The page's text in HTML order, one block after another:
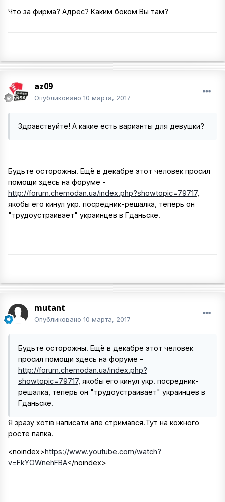
Что за фирма? Адрес? Каким боком Вы там?
az09
Опубликовано 10 марта, 2017
Здравствуйте! А какие есть варианты для девушки?
Будьте осторожны. Ещё в декабре этот человек просил
помощи здесь на форуме -
http://forum.chemodan.ua/index.php?showtopic=79717,
якобы его кинул укр. посредник-решалка, теперь он
"трудоустраивает" украинцев в Гданьске.
mutant
Опубликовано 10 марта, 2017
Будьте осторожны. Ещё в декабре этот человек
просил помощи здесь на форуме -
http://forum.chemodan.ua/index.php?
showtopic=79717, якобы его кинул укр. посредник-
решалка, теперь он "трудоустраивает" украинцев в
Гданьске.
Я зразу хотів написати але стримався.Тут на кожного
росте папка.
<noindex>https://www.youtube.com/watch?
v=FkYOWnehFBA</noindex>